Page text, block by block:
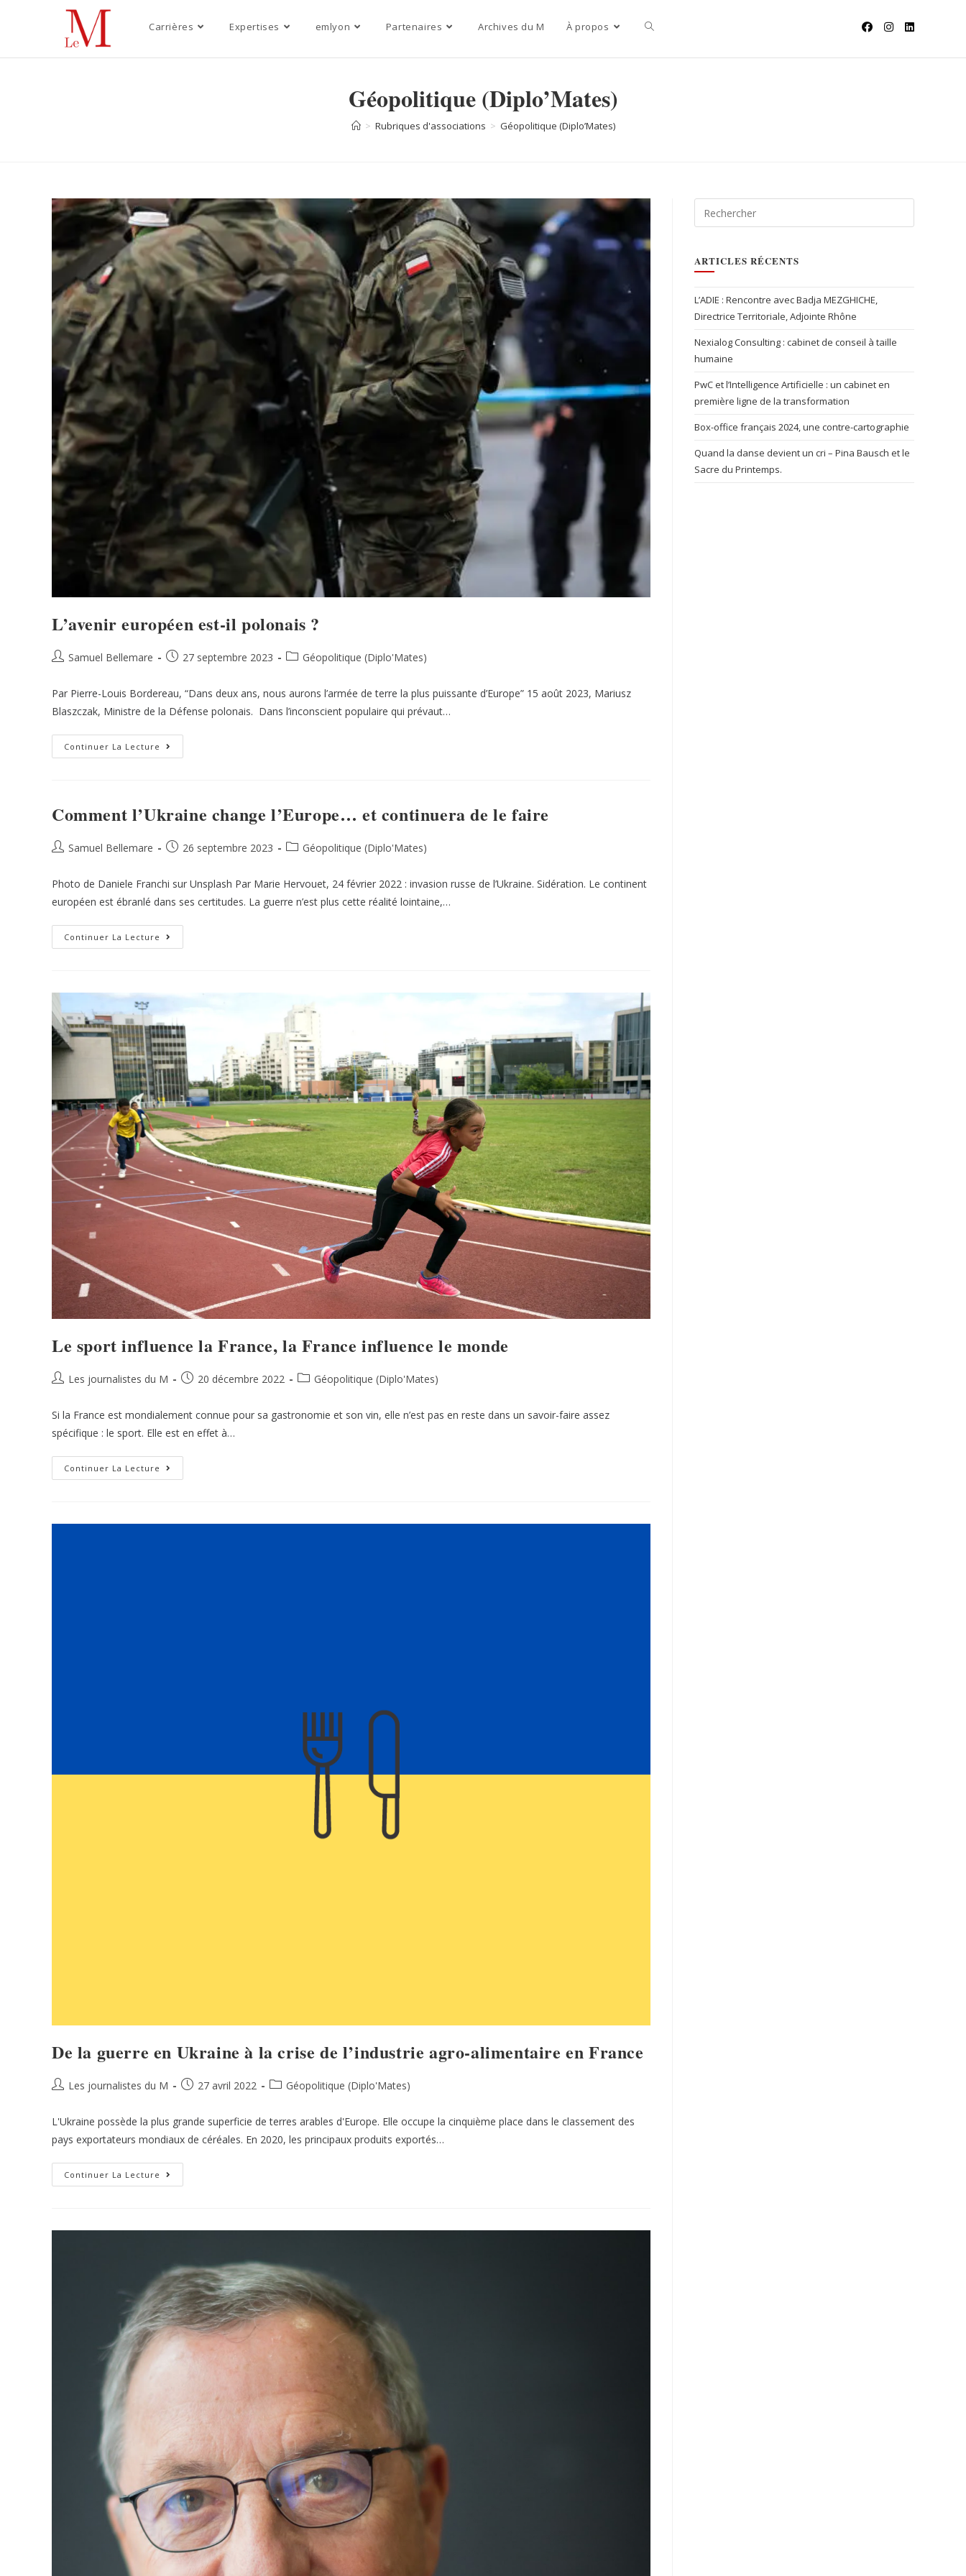
Carrières Expertises emlyon Partenaires Archives du M À propos
Géopolitique (Diplo’Mates)
> Rubriques d'associations > Géopolitique (Diplo’Mates)
L’avenir européen est-il polonais ?
Samuel Bellemare 27 septembre 2023 Géopolitique (Diplo'Mates)
Par Pierre-Louis Bordereau, “Dans deux ans, nous aurons l’armée de terre la plus puissante d’Europe” 15 août 2023, Mariusz
Blaszczak, Ministre de la Défense polonais. Dans l’inconscient populaire qui prévaut…
Continuer La Lecture
Comment l’Ukraine change l’Europe… et continuera de le faire
Samuel Bellemare 26 septembre 2023 Géopolitique (Diplo'Mates)
Photo de Daniele Franchi sur Unsplash Par Marie Hervouet, 24 février 2022 : invasion russe de l’Ukraine. Sidération. Le continent
européen est ébranlé dans ses certitudes. La guerre n’est plus cette réalité lointaine,…
Continuer La Lecture
Le sport influence la France, la France influence le monde
Les journalistes du M 20 décembre 2022 Géopolitique (Diplo'Mates)
Si la France est mondialement connue pour sa gastronomie et son vin, elle n’est pas en reste dans un savoir-faire assez
spécifique : le sport. Elle est en effet à…
Continuer La Lecture
De la guerre en Ukraine à la crise de l’industrie agro-alimentaire en France
Les journalistes du M 27 avril 2022 Géopolitique (Diplo'Mates)
L'Ukraine possède la plus grande superficie de terres arables d'Europe. Elle occupe la cinquième place dans le classement des
pays exportateurs mondiaux de céréales. En 2020, les principaux produits exportés…
Continuer La Lecture
ARTICLES RÉCENTS
L’ADIE : Rencontre avec Badja MEZGHICHE,
Directrice Territoriale, Adjointe Rhône
Nexialog Consulting : cabinet de conseil à taille
humaine
PwC et l’Intelligence Artificielle : un cabinet en
première ligne de la transformation
Box-office français 2024, une contre-cartographie
Quand la danse devient un cri – Pina Bausch et le
Sacre du Printemps.